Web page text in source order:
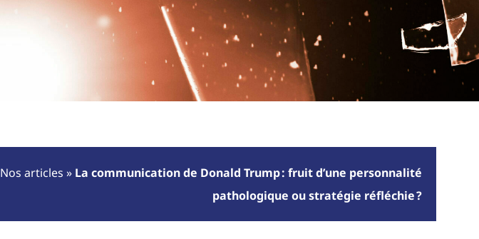
Nos articles » La communication de Donald Trump : fruit d’une personnalité
pathologique ou stratégie réfléchie ?